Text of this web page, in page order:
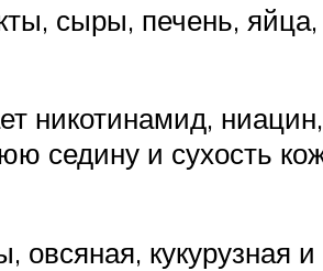
сыры, печень, яйца,
никотинамид,
седину и сухость
овсяная, кукурузная